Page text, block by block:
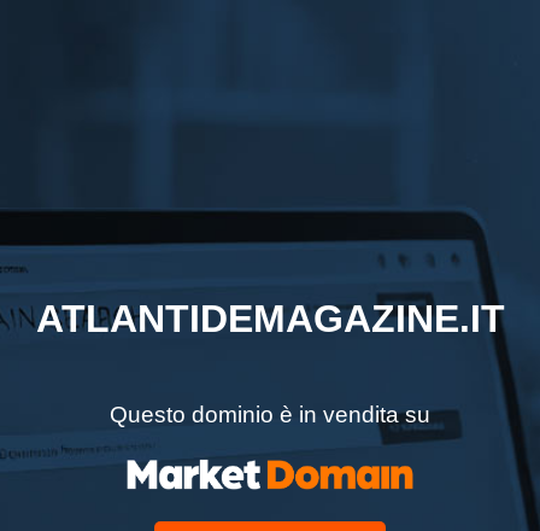
ATLANTIDEMAGAZINE.IT
Questo dominio è in vendita su